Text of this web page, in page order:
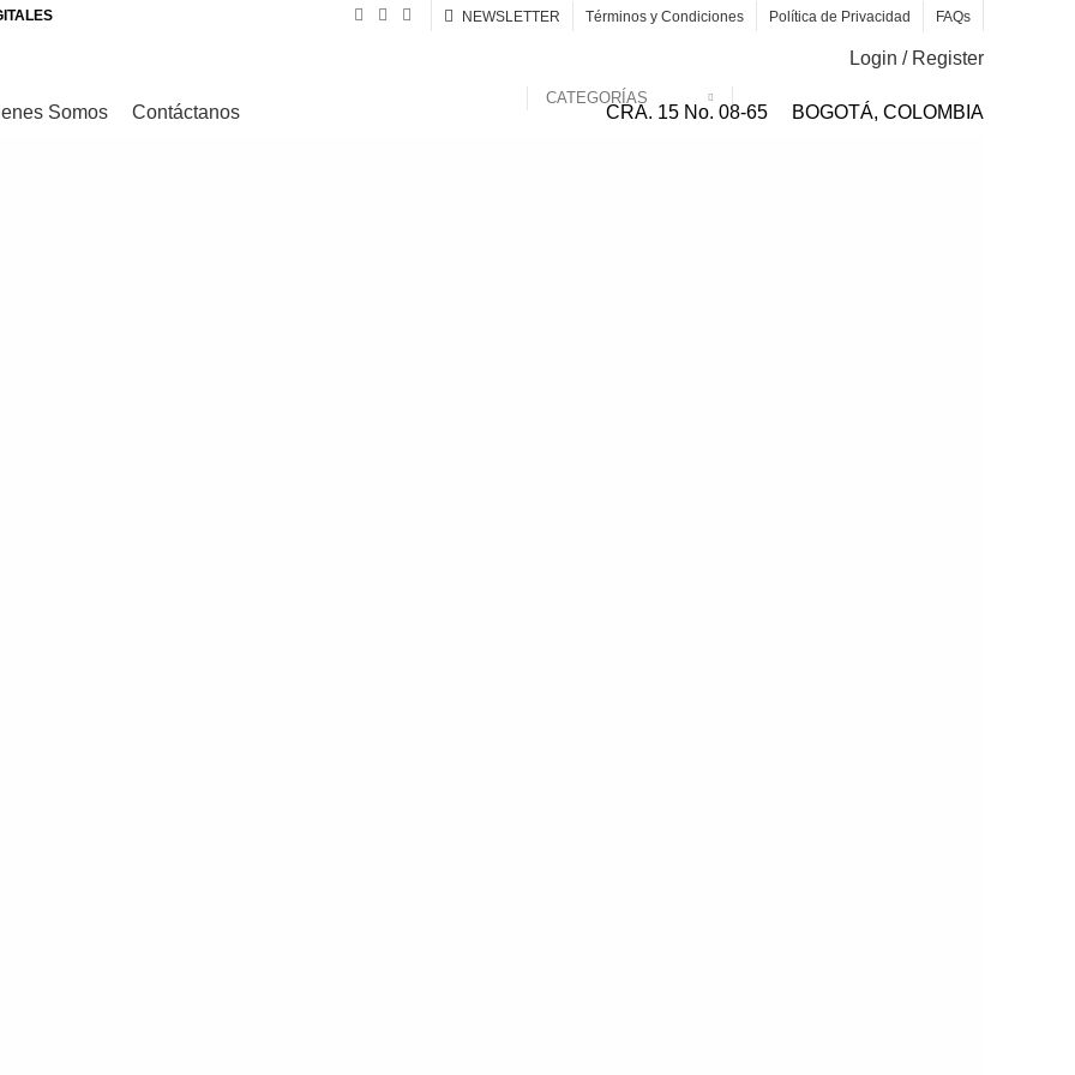
NEWSLETTER Términos y Condiciones Política de Privacidad FAQs
CATEGORÍAS
Login / Register
Somos Contáctanos CRA. 15 No. 08-65 BOGOTÁ, COLOMBIA